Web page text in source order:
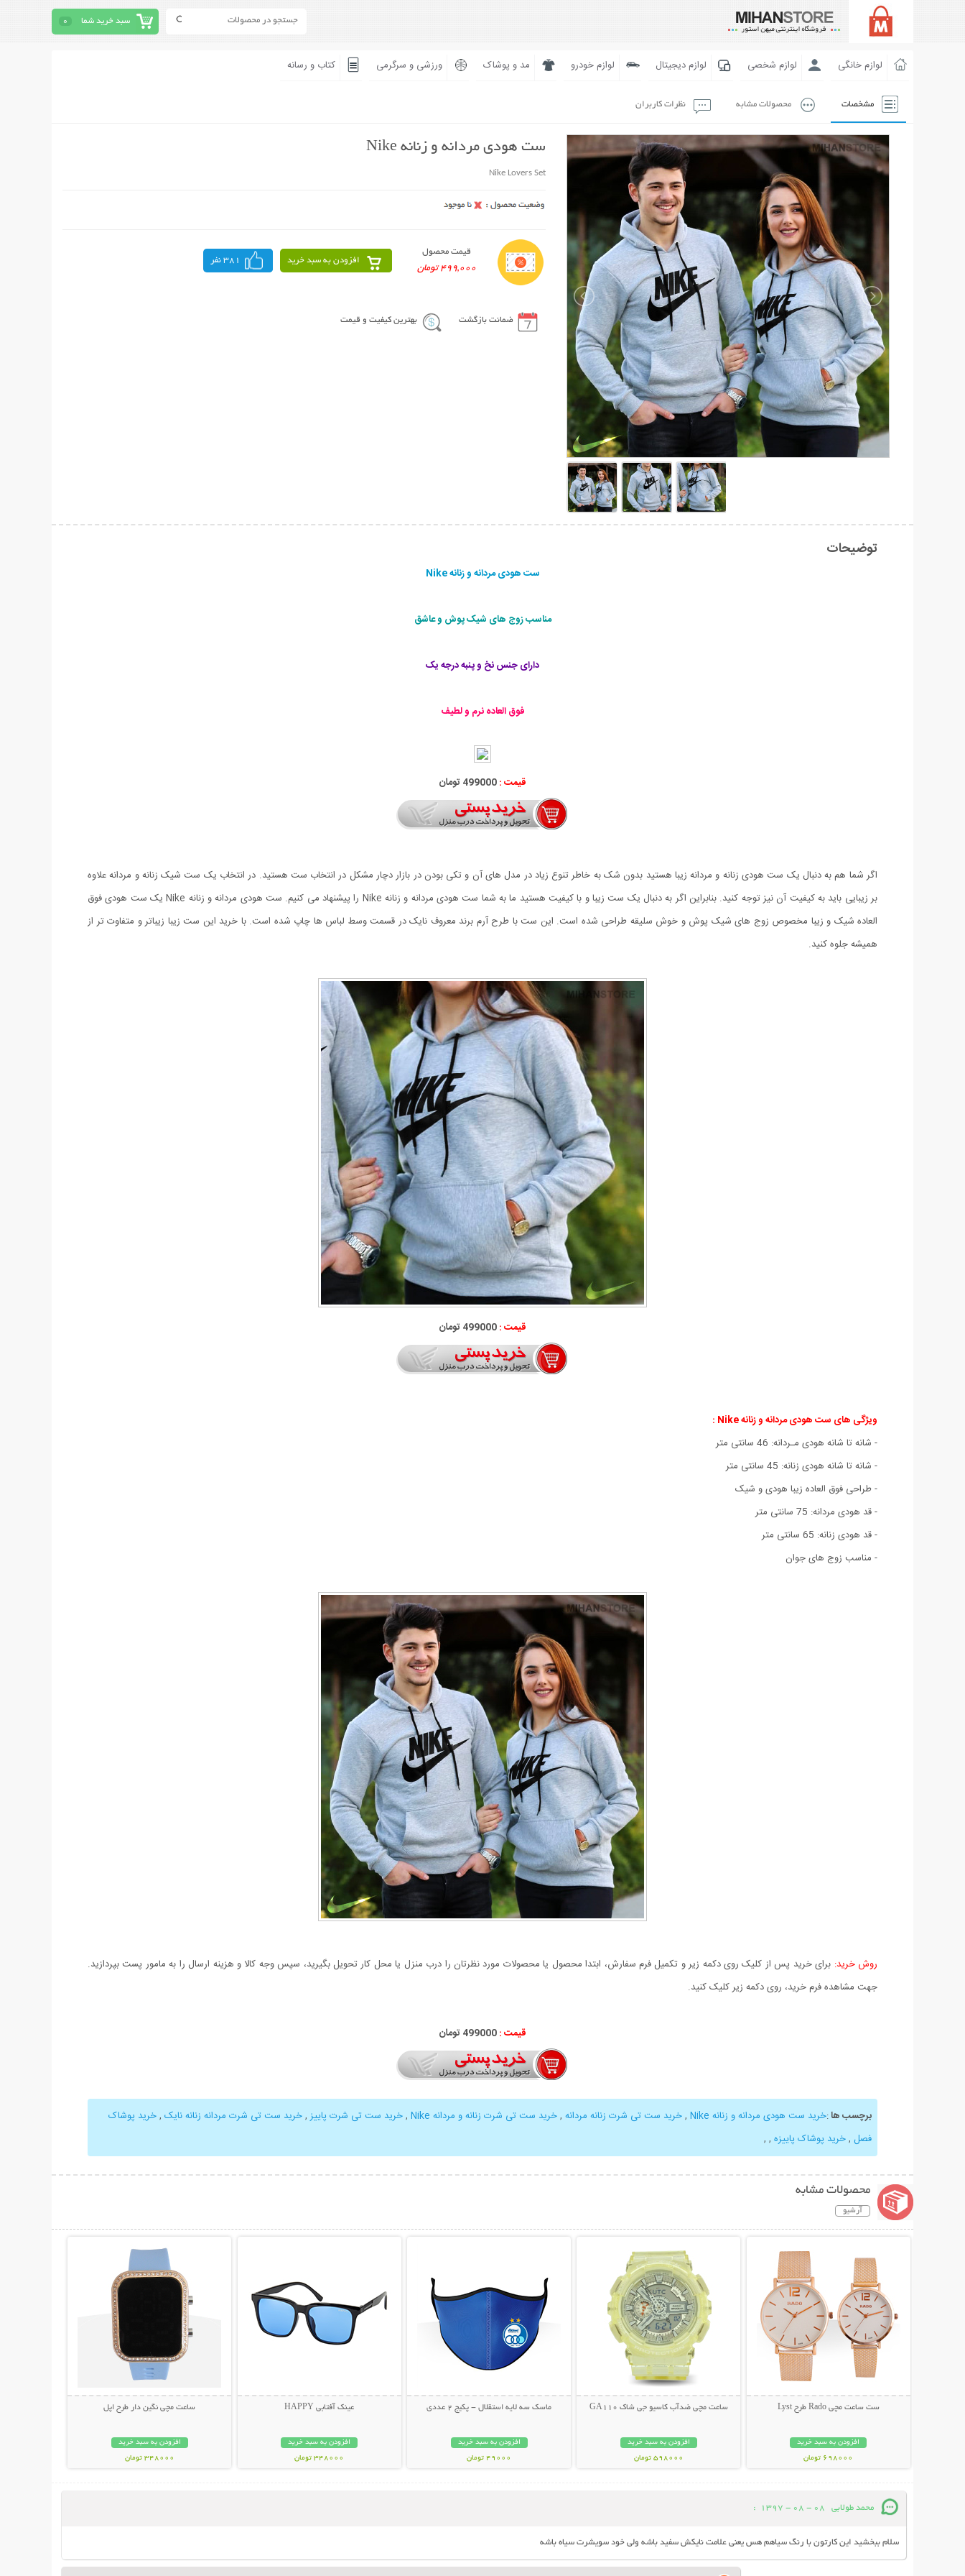
سبد خرید شما 0
لوازم خانگی لوازم شخصی لوازم دیجیتال لوازم خودرو مد و پوشاک ورزشی و سرگرمی کتاب و رسانه
مشخصات محصولات مشابه نظرات کاربران
ست هودی مردانه و زنانه Nike
Nike Lovers Set
قیمت محصول
499,000 تومان
افزودن به سبد خرید 381 نفر
ضمانت بازگشت بهترین کیفیت و قیمت
توضیحات
ست هودی مردانه و زنانه Nike
مناسب زوج های شیک پوش و عاشق
دارای جنس نخ و پنبه درجه یک
فوق العاده نرم و لطیف
قیمت :499000 تومان
اگر شما هم به دنبال یک ست هودی زنانه و مردانه زیبا هستید بدون شک به خاطر تنوع زیاد در مدل های آن و تکی بودن در بازار دچار مشکل در انتخاب ست هستید. در انتخاب یک ست شیک زنانه و مردانه علاوه
بر زیبایی باید به کیفیت آن نیز توجه کنید. بنابراین اگر به دنبال یک ست زیبا و با کیفیت هستید ما به شما ست هودی مردانه و زنانه Nike را پیشنهاد می کنیم. ست هودی مردانه و زنانه Nike یک ست هودی فوق
العاده شیک و زیبا مخصوص زوج های شیک پوش و خوش سلیقه طراحی شده است. این ست با طرح آرم برند معروف نایک در قسمت وسط لباس ها چاپ شده است. با خرید این ست زیبا زیباتر و متفاوت تر از
همیشه جلوه کنید.
قیمت :499000 تومان
ویژگی های ست هودی مردانه و زنانه Nike :
- شانه تا شانه هودی مـردانه: 46 سانتی متر
- شانه تا شانه هودی زنانه: 45 سانتی متر
- طراحی فوق العاده زیبا هودی و شیک
- قد هودی مردانه: 75 سانتی متر
- قد هودی زنانه: 65 سانتی متر
- مناسب زوج های جوان
روش خرید: برای خرید پس از کلیک روی دکمه زیر و تکمیل فرم سفارش، ابتدا محصول یا محصولات مورد نظرتان را درب منزل یا محل کار تحویل بگیرید، سپس وجه کالا و هزینه ارسال را به مامور پست بپردازید.
جهت مشاهده فرم خرید، روی دکمه زیر کلیک کنید.
قیمت : 499000 تومان
برچسب ها:خرید ست هودی مردانه و زنانه Nike ,خرید ست تی شرت زنانه مردانه ,خرید ست تی شرت زنانه و مردانه Nike ,خرید ست تی شرت پاییز ,خرید ست تی شرت مردانه زنانه نایک ,خرید پوشاک
فصل ,خرید پوشاک پاییزه ,
,
محصولات مشابه
آرشیو
ست ساعت مچی Rado طرح Lyst
افزودن به سبد خرید
698000 تومان
ساعت مچی ضدآب کاسیو جی شاک GA110
افزودن به سبد خرید
598000 تومان
ماسک سه لایه استقلال - پکیج 2 عددی
افزودن به سبد خرید
49000 تومان
عینک آفتابی HAPPY
افزودن به سبد خرید
348000 تومان
ساعت مچی نگین دار طرح اپل
افزودن به سبد خرید
348000 تومان
محمد طولابی 08 - 08 - 1397
:
سلام ببخشید این کارتون با رنگ سیاهم هس یعنی علامت نایکش سفید باشه ولی خود سویشرت سیاه باشه